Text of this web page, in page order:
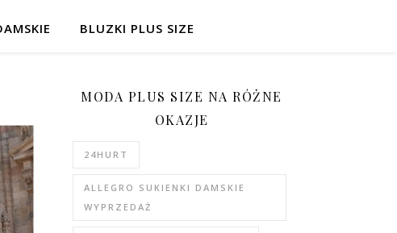
BLUZKI PLUS SIZE
MODA PLUS SIZE NA RÓŻNE
OKAZJE
24HURT
ALLEGRO SUKIENKI DAMSKIE
WYPRZEDAŻ